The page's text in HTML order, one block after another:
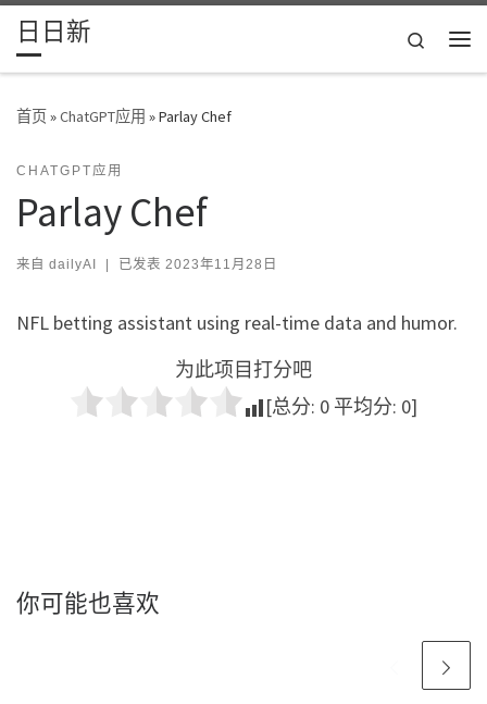
Skip to content
日日新
Search
首页»ChatGPT应用 »Parlay Chef
CHATGPT应用
Parlay Chef
来自 dailyAI | 已发表 2023年11月28日
NFL betting assistant using real-time data and humor.
为此项目打分吧
[总分: 0 平均分: 0]
你可能也喜欢